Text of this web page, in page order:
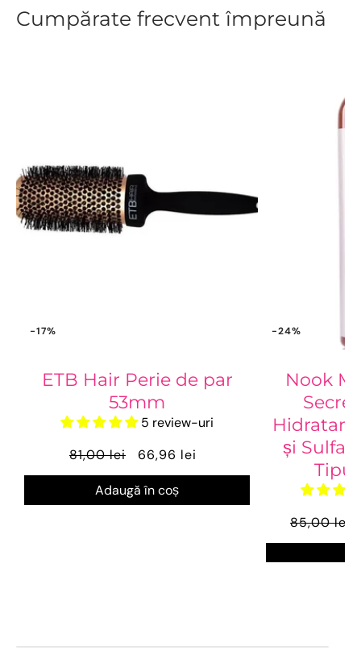
Cumpărate frecvent împreună
-17%
ETB Hair Perie de par
53mm
5 review-uri
81,00 lei
66,96 lei
Adaugă în coș
-24%
Nook
Hidratant
și
85,00 lei